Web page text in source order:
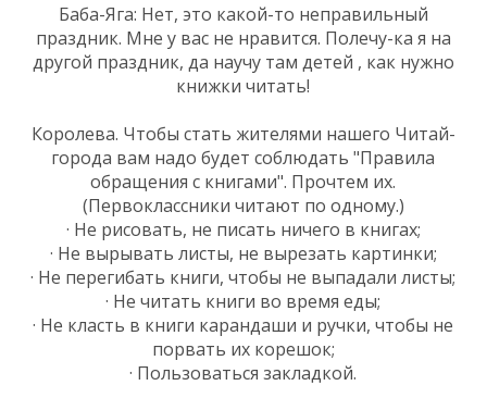
Баба-Яга: Нет, это какой-то неправильный
праздник. Мне у вас не нравится. Полечу-ка я на
другой праздник, да научу там детей , как нужно
книжки читать!
Королева. Чтобы стать жителями нашего Читай-
города вам надо будет соблюдать "Правила
обращения с книгами". Прочтем их.
(Первоклассники читают по одному.)
· Не рисовать, не писать ничего в книгах;
· Не вырывать листы, не вырезать картинки;
· Не перегибать книги, чтобы не выпадали листы;
· Не читать книги во время еды;
· Не класть в книги карандаши и ручки, чтобы не
порвать их корешок;
· Пользоваться закладкой.